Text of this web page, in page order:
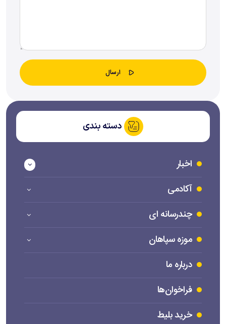
دسته بندی
اخبار
آکادمی
چندرسانه ای
موزه سپاهان
درباره ما
فراخوان‌ها
خرید بلیط